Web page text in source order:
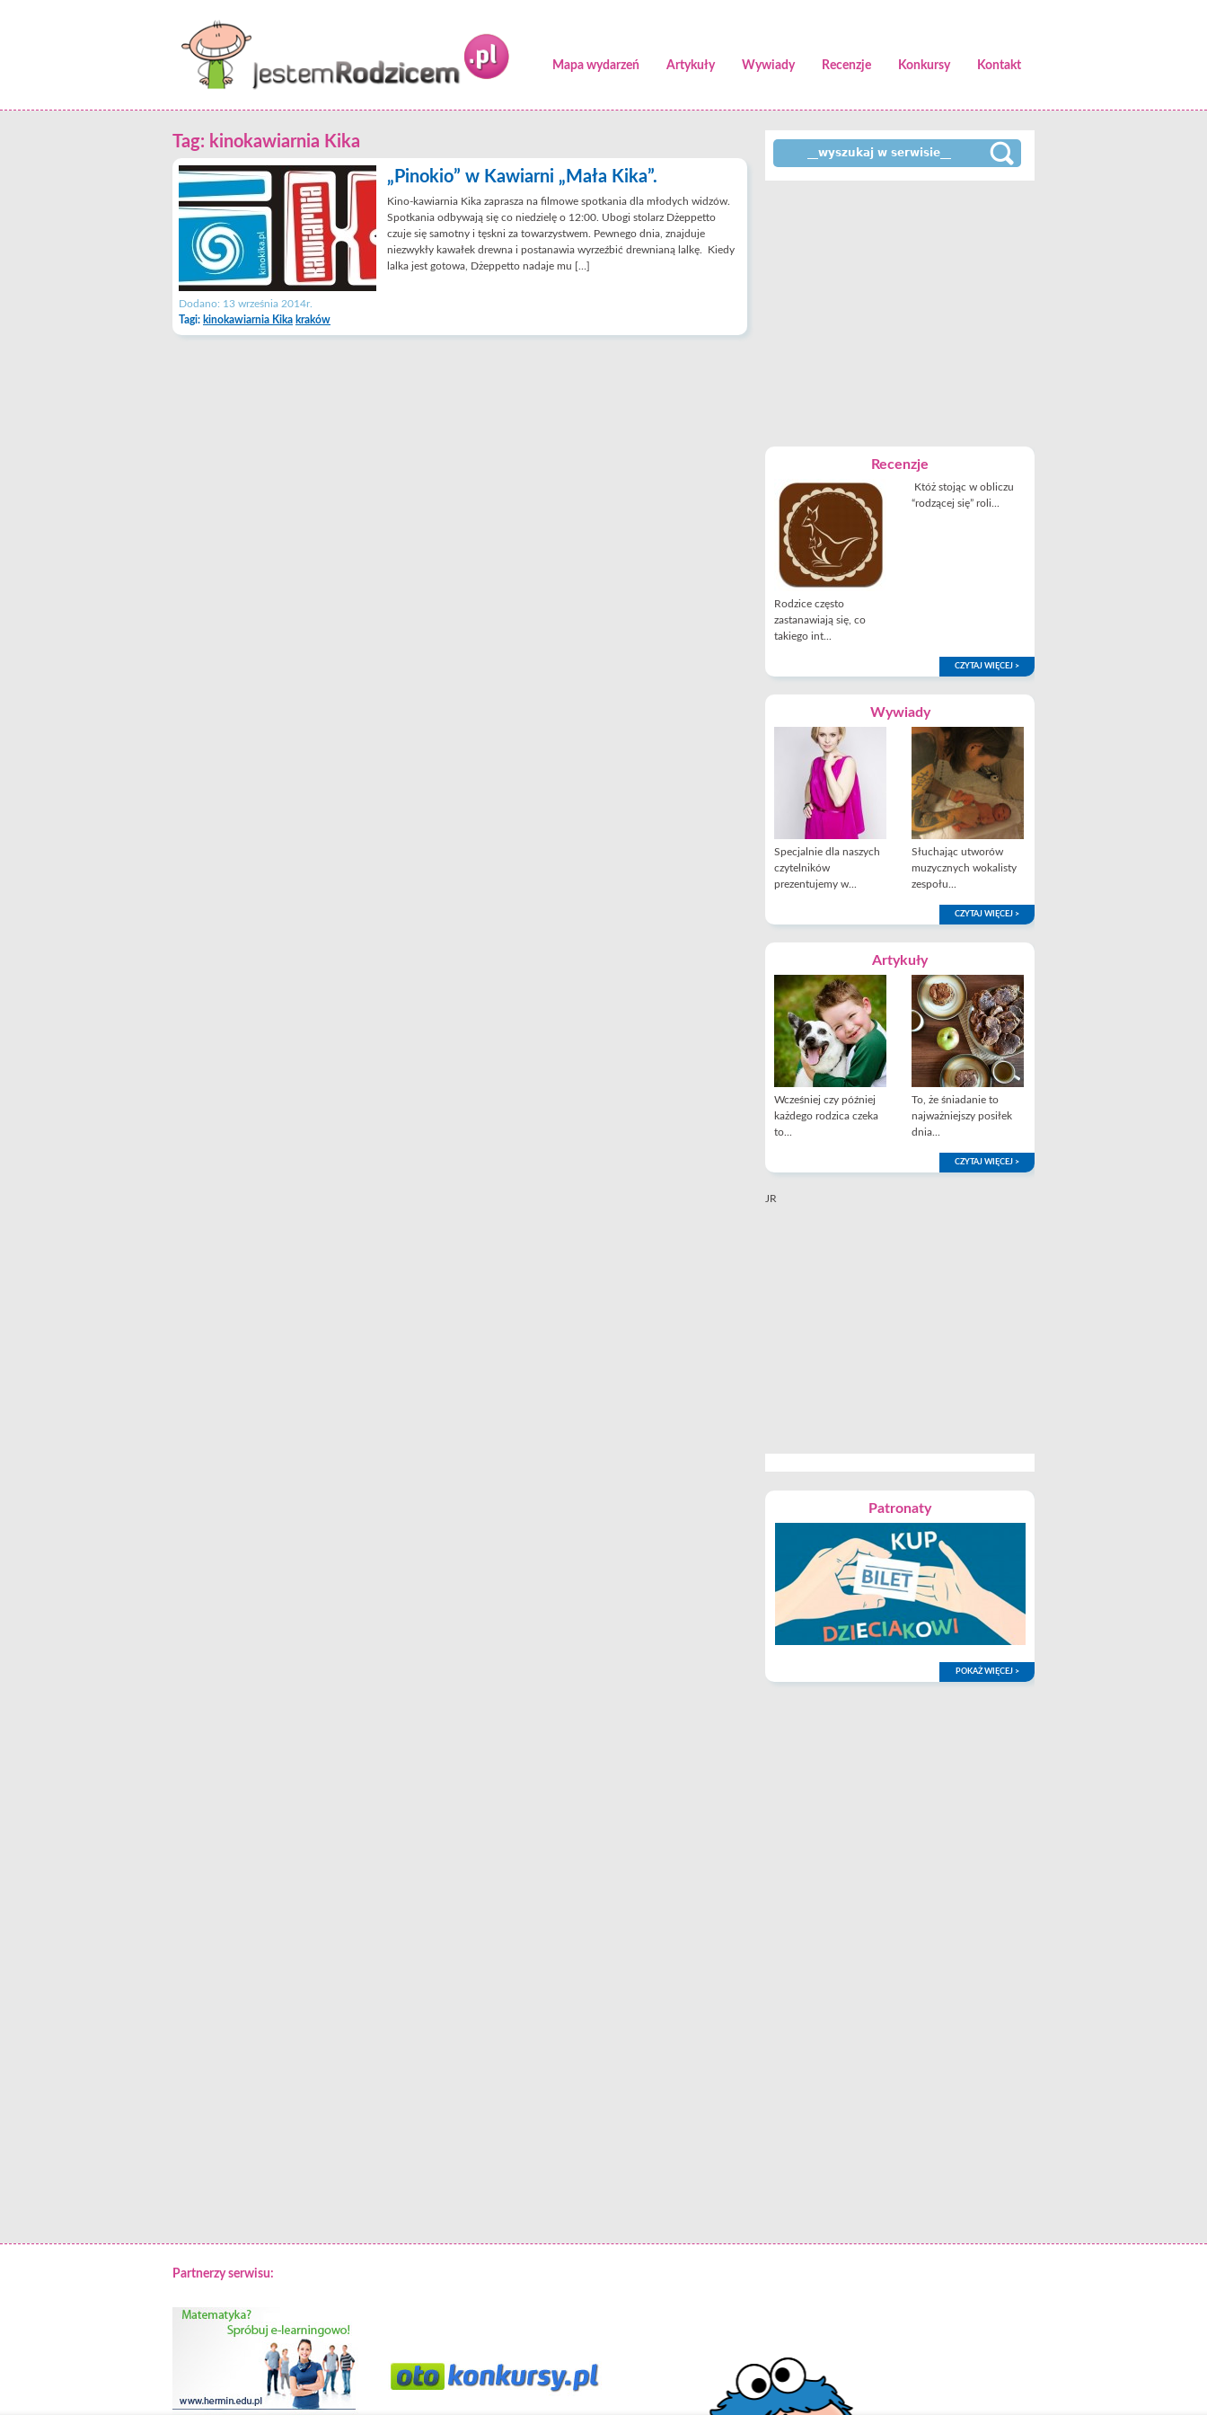
Mapa wydarzeń Artykuły Wywiady Recenzje Konkursy Kontakt
Tag: kinokawiarnia Kika
„Pinokio” w Kawiarni „Mała Kika”.
Kino-kawiarnia Kika zaprasza na filmowe spotkania dla młodych widzów.
Spotkania odbywają się co niedzielę o 12:00. Ubogi stolarz Dżeppetto
czuje się samotny i tęskni za towarzystwem. Pewnego dnia, znajduje
niezwykły kawałek drewna i postanawia wyrzeźbić drewnianą lalkę. Kiedy
lalka jest gotowa, Dżeppetto nadaje mu […]
Dodano: 13 września 2014r.
Tagi: kinokawiarnia Kika kraków
Recenzje
Rodzice często
zastanawiają się, co
takiego int...
Któż stojąc w obliczu
“rodzącej się” roli...
CZYTAJ WIĘCEJ >
Wywiady
Specjalnie dla naszych
czytelników
prezentujemy w...
Słuchając utworów
muzycznych wokalisty
zespołu...
CZYTAJ WIĘCEJ >
Artykuły
Wcześniej czy później
każdego rodzica czeka
to...
To, że śniadanie to
najważniejszy posiłek
dnia...
CZYTAJ WIĘCEJ >
JR
Patronaty
POKAŻ WIĘCEJ >
Partnerzy serwisu: